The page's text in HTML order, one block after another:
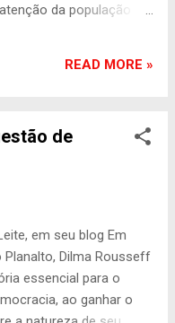
O povo quer
que está aqui irá mudar
da população
desta terça-feira (30)
foi confirmada pelo
à imprensa nesta
deles, apenas os
eram conhecidos:
"Beixo", Marcio,
"Priquitinho". O caso
READ MORE »
de
em seu blog Em
Dilma Rousseff
essencial para o
ao ganhar o